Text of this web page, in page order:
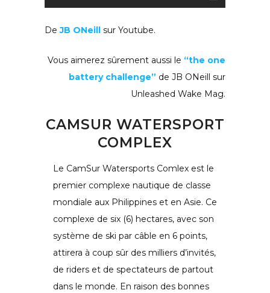
DeJB ONeill sur Youtube.
Vous aimerez sûrement aussi le “the one
battery challenge” de JB ONeill sur
Unleashed Wake Mag.
CAMSUR WATERSPORT
COMPLEX
Le CamSur Watersports Comlex est le
premier complexe nautique de classe
mondiale aux Philippines et en Asie. Ce
complexe de six (6) hectares, avec son
système de ski par câble en 6 points,
attirera à coup sûr des milliers d’invités,
de riders et de spectateurs de partout
dans le monde. En raison des bonnes